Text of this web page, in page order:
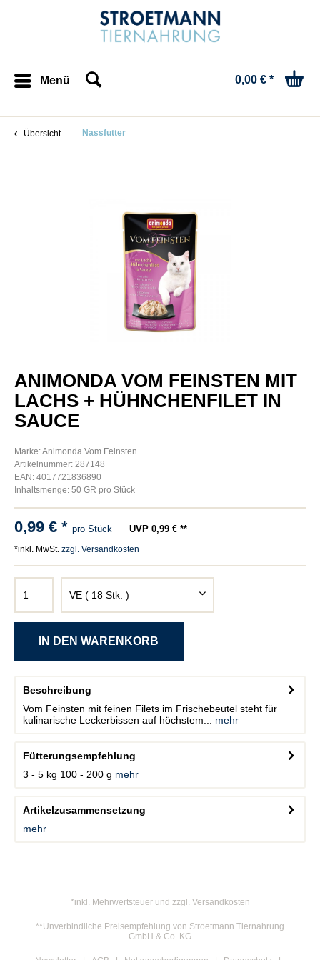
Menü 0,00 € *
Übersicht Nassfutter
ANIMONDA VOM FEINSTEN MIT
LACHS + HÜHNCHENFILET IN
SAUCE
Marke: Animonda Vom Feinsten
Artikelnummer: 287148
EAN: 4017721836890
Inhaltsmenge: 50 GR pro Stück
0,99 € * pro Stück UVP 0,99 € **
*inkl. MwSt. zzgl. Versandkosten
Beschreibung
Vom Feinsten mit feinen Filets im Frischebeutel steht für
kulinarische Leckerbissen auf höchstem...
mehr
Fütterungsempfehlung
3 - 5 kg 100 - 200 g mehr
Artikelzusammensetzung
mehr
*inkl. Mehrwertsteuer und zzgl. Versandkosten
**Unverbindliche Preisempfehlung von Stroetmann Tiernahrung
GmbH & Co. KG